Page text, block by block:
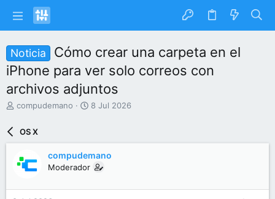
Noticia
Cómo crear una carpeta en el
iPhone para ver solo correos con
archivos adjuntos
I
a
r
compudemano
F
d
e
n
8 Jul 2026
OS X
compudemano
Moderador